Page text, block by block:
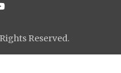
Reserved.